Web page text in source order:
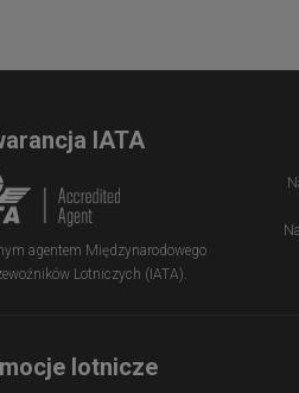
IATA
agentem Międzynarodowego
Lotniczych (IATA).
lotnicze